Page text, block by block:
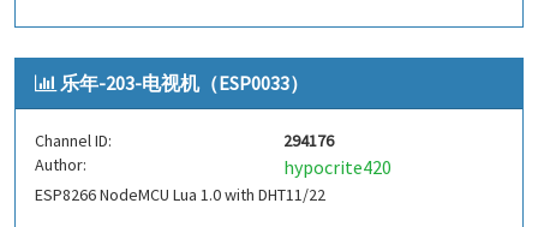
乐年-203-电视机（ESP0033）
Channel ID:
294176
Author:
hypocrite420
ESP8266 NodeMCU Lua 1.0 with DHT11/22